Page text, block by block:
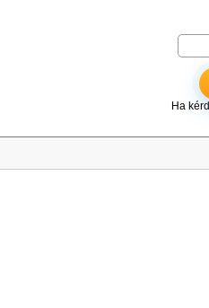
Ha